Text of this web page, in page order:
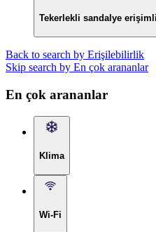
Tekerlekli sandalye
Back to search by Erişilebilirlik
Skip search by En çok arananlar
En çok arananlar
Klima
Wi-Fi